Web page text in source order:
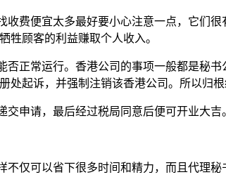
费便宜太多最好要小心注意一点，它们
牲顾客的利益赚取个人收入。
正常运行。香港公司的事项一般都是秘
起诉，并强制注销该香港公司。所以归
申请，最后经过税局同意后便可开业大吉
仅可以省下很多时间和精力，而且代理